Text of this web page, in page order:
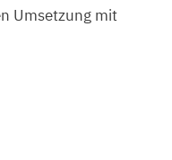
Umsetzung mit